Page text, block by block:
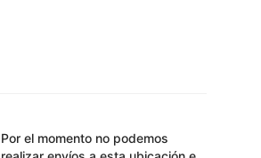
Por el momento no podemos